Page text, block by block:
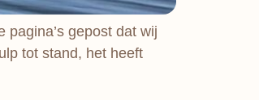
gepost dat wij
tot stand, het heeft